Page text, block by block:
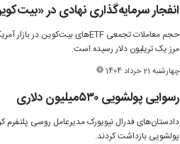
انفجار سرمایه‌گذاری نهادی در
مرز یک تریلیون دلار رسیده است.
چهارشنبه 21 خرداد 1404
رسوایی پولشویی ۵۳۰‌میلیون دلاری
پولشویی بازداشت کردند.